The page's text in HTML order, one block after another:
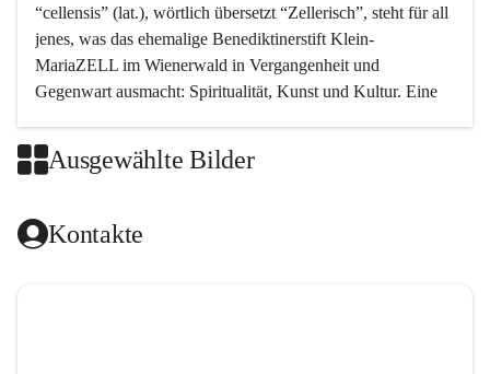
“cellensis” (lat.), wörtlich übersetzt “Zellerisch”, steht für all
jenes, was das ehemalige Benediktinerstift Klein-
MariaZELL im Wienerwald in Vergangenheit und
Gegenwart ausmacht: Spiritualität, Kunst und Kultur. Eine
Kirchenmusik, dem kunstvollen Lob Gottes.
Das kirchenmusikalische Festival Cellensis wird seit dem
Ausgewählte Bilder
Kontakte